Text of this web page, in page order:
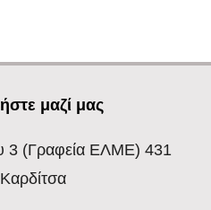
μαζί μας
3(Γραφεία ΕΛΜΕ) 431